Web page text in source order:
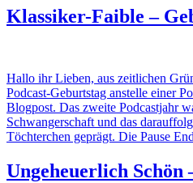
Klassiker-Faible –
Hallo ihr Lieben, aus zeitlichen
Podcast-Geburtstag anstelle einer
Blogpost. Das zweite Podcastjahr
Schwangerschaft und das
Töchterchen geprägt. Die Pause
Ungeheuerlich Schön